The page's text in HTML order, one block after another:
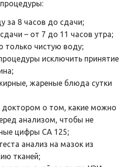
за 8 часов до сдачи;
– от 7 до 11 часов утра;
только чистую воду;
исключить принятие
жареные блюда сутки
доктором о том, какие можно
анализом, чтобы не
цифры СА 125;
анализ на мазок из
тканей;